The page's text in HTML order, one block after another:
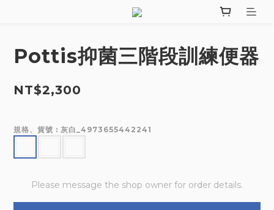
Pottis抑菌三階段訓練便器
NT$2,300
規格、貨號 : 灰白_4973655442241
Please message the shop owner for order details.